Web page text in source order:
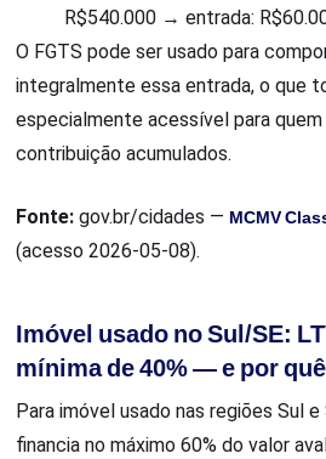
R$540.000 → entrada:
O FGTS pode ser usado para
integralmente essa entrada, o que
especialmente acessível para
contribuição acumulados.
Fonte: gov.br/cidades — MCMV
(acesso 2026-05-08).
Imóvel usado no Sul/SE:
mínima de 40% — e por quê
Para imóvel usado nas regiões Sul
financia no máximo 60% do valor